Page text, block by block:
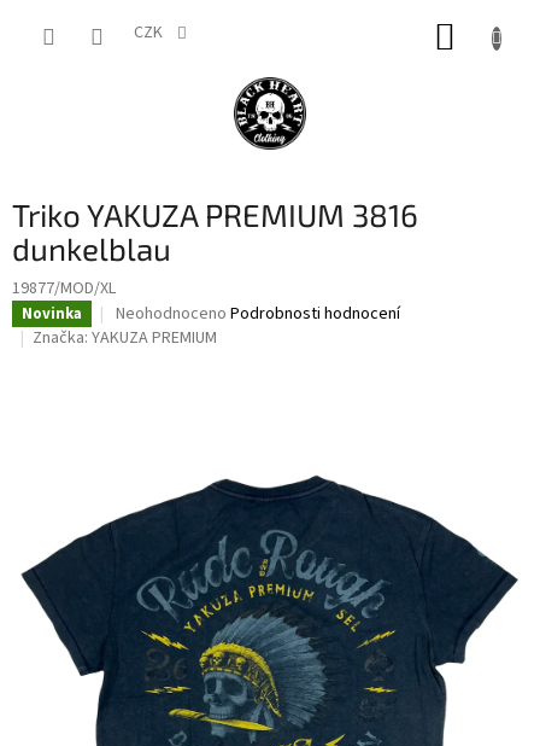
CZK
Triko YAKUZA PREMIUM 3816
dunkelblau
19877/MOD/XL
Novinka
Průměrné
hodnocení
Neohodnoceno Podrobnosti hodnocení
Značka: YAKUZA PREMIUM